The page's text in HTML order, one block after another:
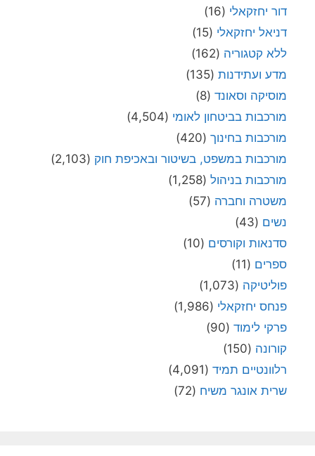
דור יחזקאלי (16)
דניאל יחזקאלי (15)
ללא קטגוריה (162)
מדע ועתידנות (135)
מוסיקה וסאונד (8)
מורכבות בביטחון לאומי (4,504)
מורכבות בחינוך (420)
מורכבות במשפט, בשיטור ובאכיפת חוק (2,103)
מורכבות בניהול (1,258)
משטרה וחברה (57)
נשים (43)
סדנאות וקורסים (10)
ספרים (11)
פוליטיקה (1,073)
פנחס יחזקאלי (1,986)
פרקי לימוד (90)
קורונה (150)
רלוונטיים תמיד (4,091)
שרית אונגר משיח (72)